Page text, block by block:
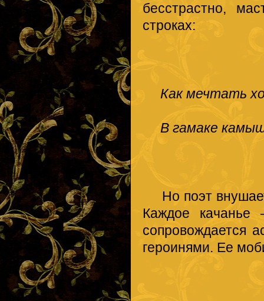
бесстрастно,
строках:
Как мечтать
В гамаке
Но поэт
Каждое
сопровождается
героинями. Ее